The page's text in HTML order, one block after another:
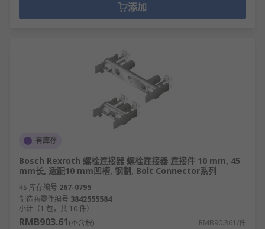
添加
有库存
Bosch Rexroth 螺栓连接器 螺栓连接器 连接件 10 mm, 45
mm长, 适配10 mm凹槽, 钢制, Bolt Connector系列
RS 库存编号 267-0795
制造商零件编号 3842555584
小计（1 包，共 10 件）
RMB903.61(不含税) RMB90.361/件